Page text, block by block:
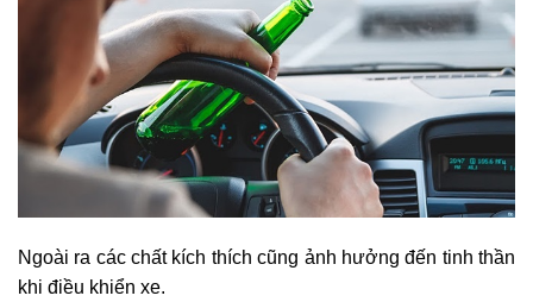
Ngoài ra các chất kích thích cũng ảnh hưởng đến tinh thần
khi điều khiển xe.